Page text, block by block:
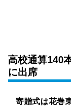
高校通算140
に出席
寄贈式は花巻